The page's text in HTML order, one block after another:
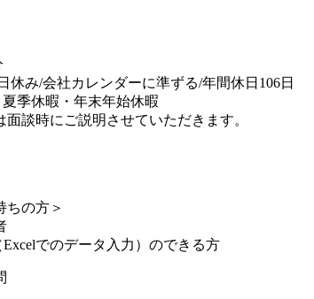
休み/会社カレンダーに準ずる/年間休日106日
季休暇・年末年始休暇
談時にご説明させていただきます。
ちの方＞
でのデータ入力）のできる方